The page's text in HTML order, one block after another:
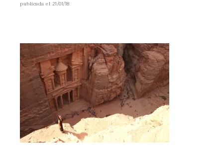
publicada el 21/01/18